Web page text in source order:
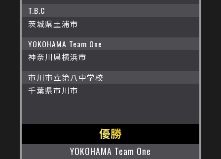
T.B.C
茨城県土浦市
YOKOHAMA Team One
神奈川県横浜市
市川市立第八中学校
千葉県市川市
優勝
YOKOHAMA Team One